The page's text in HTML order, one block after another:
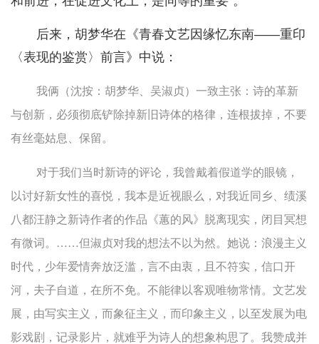
后来，胡梦华在《青春文艺因缘忆东南——重印
〈表现的鉴赏〉前言》中说：
我俩（沈按：胡梦华、吴淑贞）一致主张：诗的革新
与创新，必须彻底铲除掉新旧诗体的格律，连根拔掉，不要
有丝毫姑息、保留。
对于我们当时新诗的评论，我曾戴着假道学的眼镜，
以讨好新女性的喜悦，我本是近视眼么，对我近同乡、绩溪
八都汪静之新诗作者的作品《蕙的风》脱离现实，闭目冥想
有微词。……但淑贞对我的想法不以为然。她说：浪漫主义
时代，少年爱情奔放泛滥，言不由衷，且不符实，信口开
河，夫子自道，在所不免。不能律以客观唯物常情。文艺发
展，由写实主义，而象征主义，而印象主义，以至发展为电
影戏剧，记录影片，就难乎为诗人的想象构思了。我赞成并